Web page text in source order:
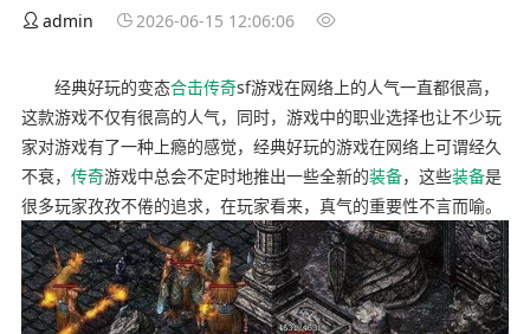
admin 2026-06-15 12:06:06
经典好玩的变态合击传奇sf游戏在网络上的人气一直都很高，
这款游戏不仅有很高的人气，同时，游戏中的职业选择也让不少玩
家对游戏有了一种上瘾的感觉，经典好玩的游戏在网络上可谓经久
不衰， 传奇游戏中总会不定时地推出一些全新的装备，这些装备是
很多玩家孜孜不倦的追求，在玩家看来，真气的重要性不言而喻。